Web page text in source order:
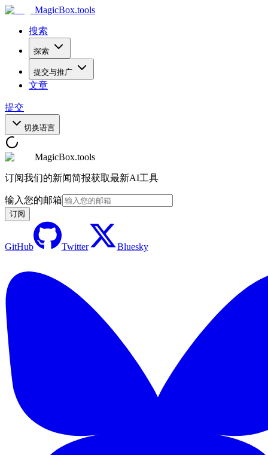
MagicBox.tools
搜索
探索
提交与推广
文章
提交
切换语言
MagicBox.tools
订阅我们的新闻简报获取最新AI工具
输入您的邮箱
订阅
GitHub Twitter Bluesky